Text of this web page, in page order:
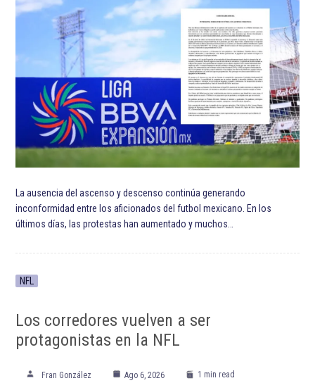
La ausencia del ascenso y descenso continúa generando
inconformidad entre los aficionados del futbol mexicano. En los
últimos días, las protestas han aumentado y muchos…
NFL
Los corredores vuelven a ser
protagonistas en la NFL
Fran González Ago 6, 2026 1 min read